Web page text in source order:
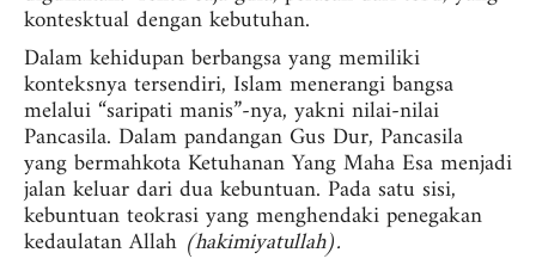
kontesktual dengan kebutuhan.
Dalam kehidupan berbangsa yang memiliki
konteksnya tersendiri, Islam menerangi bangsa
melalui “saripati manis”-nya, yakni nilai-nilai
Pancasila. Dalam pandangan Gus Dur, Pancasila
yang bermahkota Ketuhanan Yang Maha Esa menjadi
jalan keluar dari dua kebuntuan. Pada satu sisi,
kebuntuan teokrasi yang menghendaki penegakan
kedaulatan Allah (hakimiyatullah).